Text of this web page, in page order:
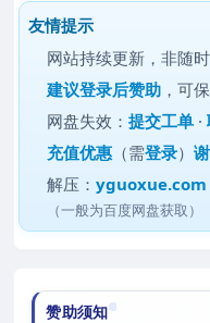
友情提示
网站持续更新，非随
建议登录后赞助 ，可
网盘失效：提交工单 ·
充值优惠 （需登录）
解压：yguoxue.com
（一般为百度网盘获取）
赞助须知